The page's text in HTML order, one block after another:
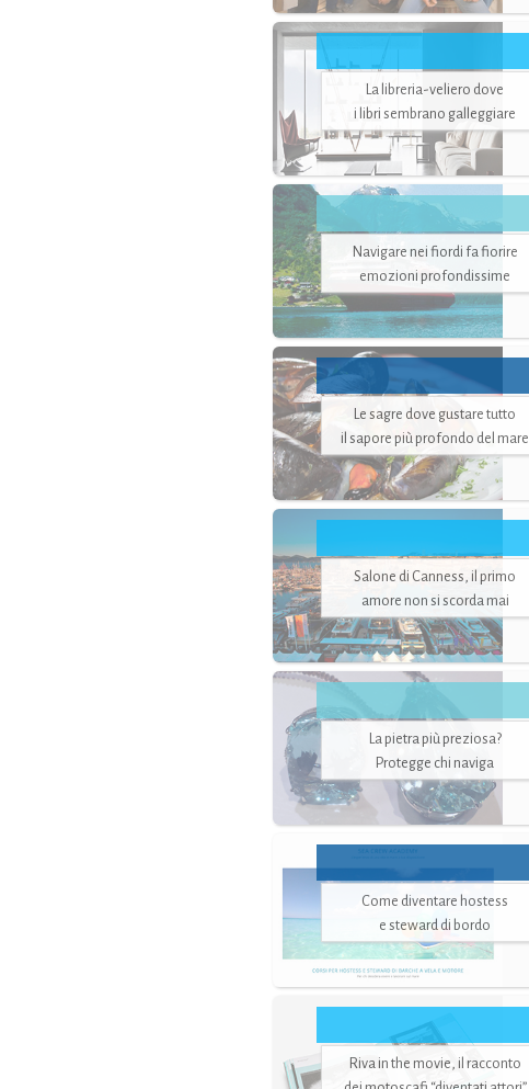
La libreria-veliero dove
i libri sembrano galleggiare
Navigare nei fiordi fa fiorire
emozioni profondissime
Le sagre dove gustare tutto
il sapore più profondo del mare
Salone di Canness, il primo
amore non si scorda mai
La pietra più preziosa?
Protegge chi naviga
Come diventare hostess
e steward di bordo
Riva in the movie, il racconto